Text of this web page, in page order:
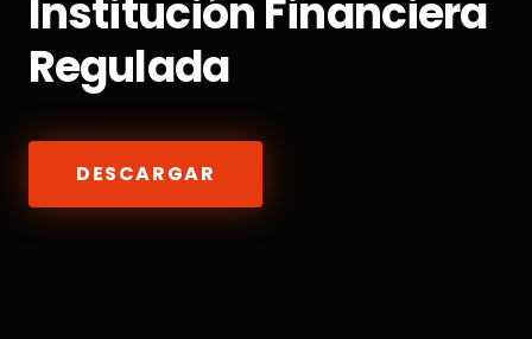
Institución Financiera
Regulada
DESCARGAR